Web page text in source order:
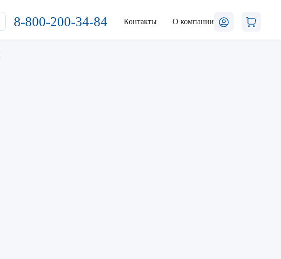
8-800-200-34-84 Контакты О компании